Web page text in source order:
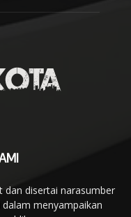
dan disertai narasumber
menyampaikan